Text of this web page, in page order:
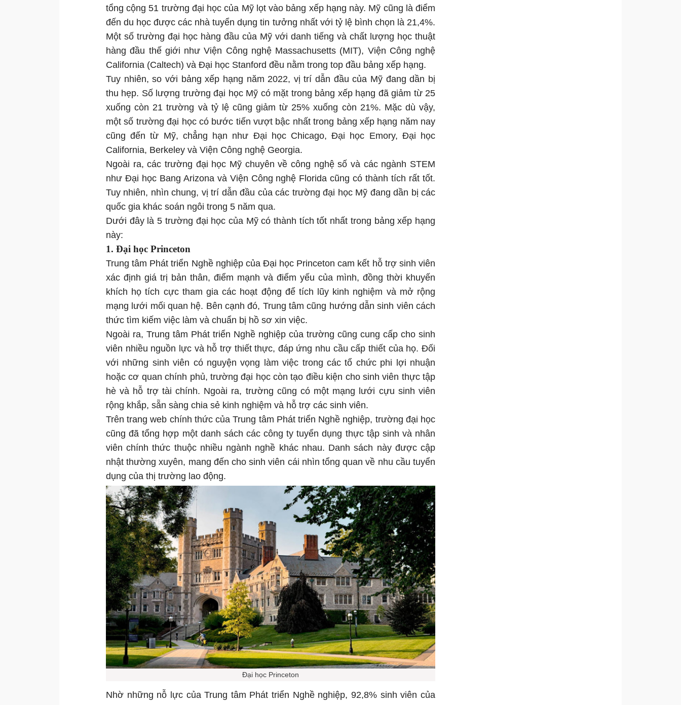
tổng cộng 51 trường đại học của Mỹ lọt vào bảng xếp hạng này. Mỹ cũng là điểm
đến du học được các nhà tuyển dụng tin tưởng nhất với tỷ lệ bình chọn là 21,4%.
Một số trường đại học hàng đầu của Mỹ với danh tiếng và chất lượng học thuật
hàng đầu thế giới như Viện Công nghệ Massachusetts (MIT), Viện Công nghệ
California (Caltech) và Đại học Stanford đều nằm trong top đầu bảng xếp hạng.
Tuy nhiên, so với bảng xếp hạng năm 2022, vị trí dẫn đầu của Mỹ đang dần bị
thu hẹp. Số lượng trường đại học Mỹ có mặt trong bảng xếp hạng đã giảm từ 25
xuống còn 21 trường và tỷ lệ cũng giảm từ 25% xuống còn 21%. Mặc dù vậy,
một số trường đại học có bước tiến vượt bậc nhất trong bảng xếp hạng năm nay
cũng đến từ Mỹ, chẳng hạn như Đại học Chicago, Đại học Emory, Đại học
California, Berkeley và Viện Công nghệ Georgia.
Ngoài ra, các trường đại học Mỹ chuyên về công nghệ số và các ngành STEM
như Đại học Bang Arizona và Viện Công nghệ Florida cũng có thành tích rất tốt.
Tuy nhiên, nhìn chung, vị trí dẫn đầu của các trường đại học Mỹ đang dần bị các
quốc gia khác soán ngôi trong 5 năm qua.
Dưới đây là 5 trường đại học của Mỹ có thành tích tốt nhất trong bảng xếp hạng
này:
1. Đại học Princeton
Trung tâm Phát triển Nghề nghiệp của Đại học Princeton cam kết hỗ trợ sinh viên
xác định giá trị bản thân, điểm mạnh và điểm yếu của mình, đồng thời khuyến
khích họ tích cực tham gia các hoạt động để tích lũy kinh nghiệm và mở rộng
mạng lưới mối quan hệ. Bên cạnh đó, Trung tâm cũng hướng dẫn sinh viên cách
thức tìm kiếm việc làm và chuẩn bị hồ sơ xin việc.
Ngoài ra, Trung tâm Phát triển Nghề nghiệp của trường cũng cung cấp cho sinh
viên nhiều nguồn lực và hỗ trợ thiết thực, đáp ứng nhu cầu cấp thiết của họ. Đối
với những sinh viên có nguyện vọng làm việc trong các tổ chức phi lợi nhuận
hoặc cơ quan chính phủ, trường đại học còn tạo điều kiện cho sinh viên thực tập
hè và hỗ trợ tài chính. Ngoài ra, trường cũng có một mạng lưới cựu sinh viên
rộng khắp, sẵn sàng chia sẻ kinh nghiệm và hỗ trợ các sinh viên.
Trên trang web chính thức của Trung tâm Phát triển Nghề nghiệp, trường đại học
cũng đã tổng hợp một danh sách các công ty tuyển dụng thực tập sinh và nhân
viên chính thức thuộc nhiều ngành nghề khác nhau. Danh sách này được cập
nhật thường xuyên, mang đến cho sinh viên cái nhìn tổng quan về nhu cầu tuyển
dụng của thị trường lao động.
Đại học Princeton
Nhờ những nỗ lực của Trung tâm Phát triển Nghề nghiệp, 92,8% sinh viên của